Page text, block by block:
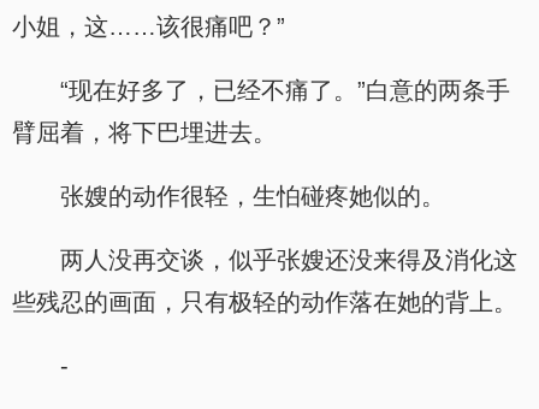
小姐，这……该很痛吧？”
“现在好多了，已经不痛了。”白意的两条手
臂屈着，将下巴埋进去。
张嫂的动作很轻，生怕碰疼她似的。
两人没再交谈，似乎张嫂还没来得及消化这
些残忍的画面，只有极轻的动作落在她的背上。
-